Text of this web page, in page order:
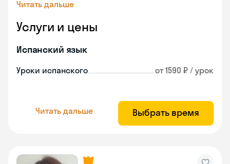
Читать дальше
Услуги и цены
Испанский язык
Уроки испанского от 1590 ₽ / урок
Читать дальше Выбрать время